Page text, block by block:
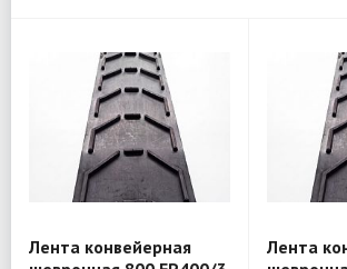
Лента конвейерная
Лента